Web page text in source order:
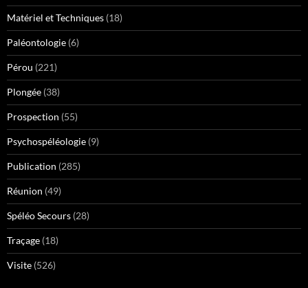
Matériel et Techniques (18)
Paléontologie (6)
Pérou (221)
Plongée (38)
Prospection (55)
Psychospéléologie (9)
Publication (285)
Réunion (49)
Spéléo Secours (28)
Traçage (18)
Visite (526)